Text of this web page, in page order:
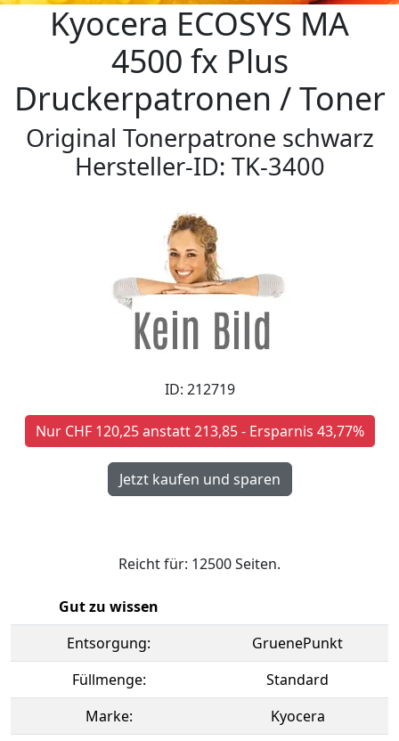
Kyocera ECOSYS MA
4500 fx Plus
Druckerpatronen / Toner
Original Tonerpatrone schwarz
Hersteller-ID: TK-3400
ID: 212719
Nur CHF 120,25 anstatt 213,85 - Ersparnis 43,77%
Reicht für: 12500 Seiten.
Gut zu wissen
Entsorgung:
GruenePunkt
Füllmenge:
Standard
Marke:
Kyocera